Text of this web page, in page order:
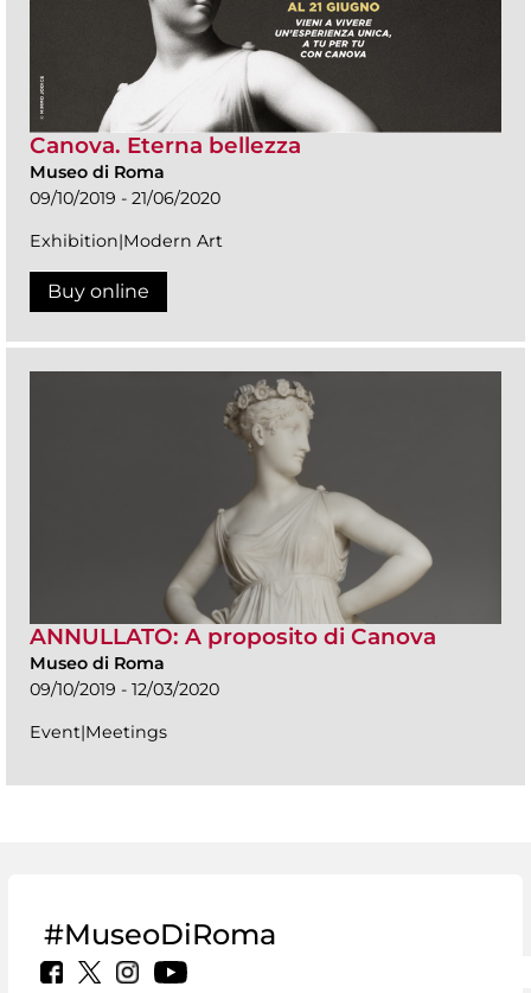
Canova. Eterna bellezza
Museo di Roma
09/10/2019 - 21/06/2020
Exhibition|Modern Art
Buy online
ANNULLATO: A proposito di Canova
Museo di Roma
09/10/2019 - 12/03/2020
Event|Meetings
#MuseoDiRoma